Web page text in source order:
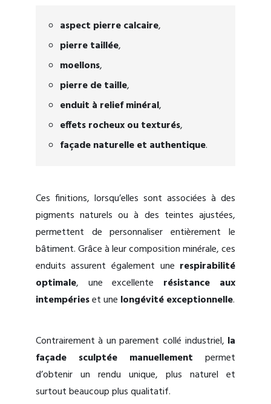
aspect pierre calcaire,
pierre taillée,
moellons,
pierre de taille,
enduit à relief minéral,
effets rocheux ou texturés,
façade naturelle et authentique.
Ces finitions, lorsqu’elles sont associées à des
pigments naturels ou à des teintes ajustées,
permettent de personnaliser entièrement le
bâtiment. Grâce à leur composition minérale, ces
enduits assurent également une respirabilité
optimale, une excellente résistance aux
intempérieset une longévité exceptionnelle.
Contrairement à un parement collé industriel, la
façade sculptée manuellement permet
d’obtenir un rendu unique, plus naturel et
surtout beaucoup plus qualitatif.